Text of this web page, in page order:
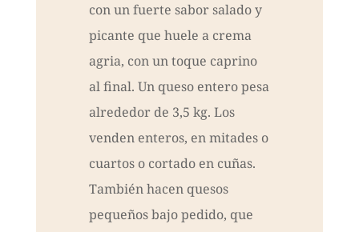
con un fuerte sabor salado y
picante que huele a crema
agria, con un toque caprino
al final. Un queso entero pesa
alrededor de 3,5 kg. Los
venden enteros, en mitades o
cuartos o cortado en cuñas.
También hacen quesos
pequeños bajo pedido, que